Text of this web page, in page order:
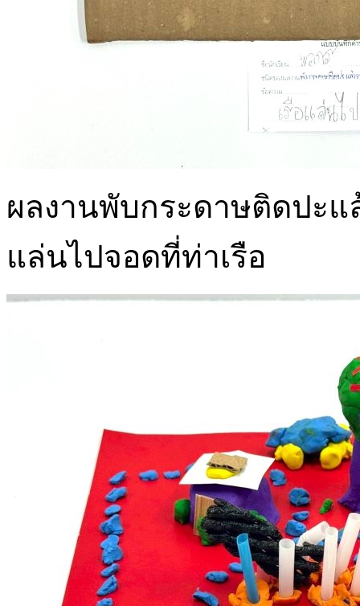
ผลงานพับกระดาษติดปะแ
แล่นไปจอดที่ท่าเรือ